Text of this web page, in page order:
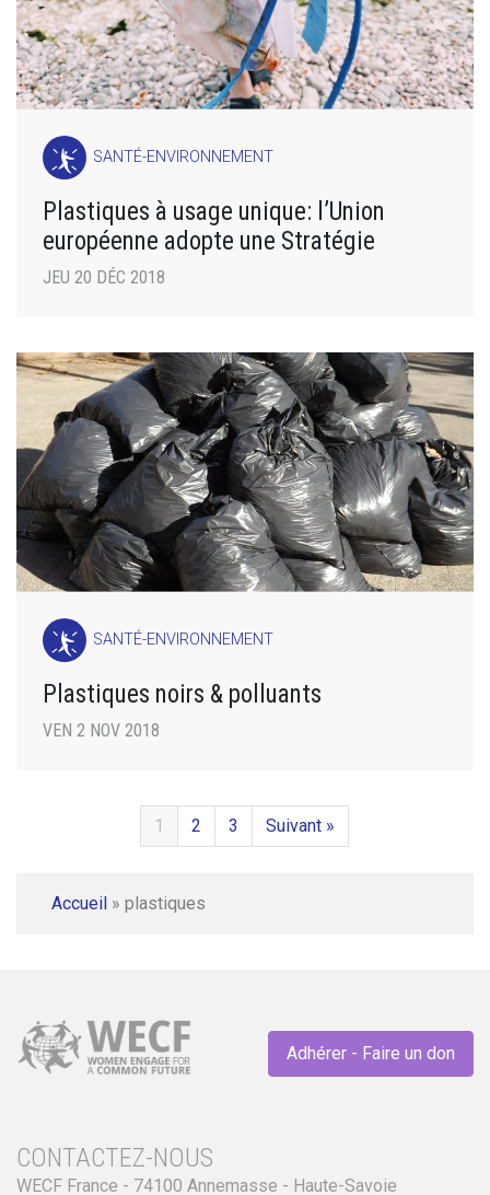
SANTÉ-ENVIRONNEMENT
Plastiques à usage unique: l’Union
européenne adopte une Stratégie
JEU 20 DÉC 2018
SANTÉ-ENVIRONNEMENT
Plastiques noirs & polluants
VEN 2 NOV 2018
1 2 3 Suivant »
Accueil » plastiques
Adhérer - Faire un don
CONTACTEZ-NOUS
WECF France - 74100 Annemasse - Haute-Savoie